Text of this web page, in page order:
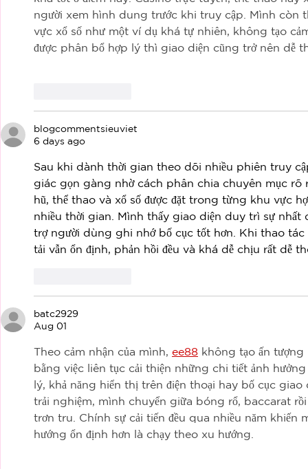
người xem hình dung trước khi truy cập. Mình còn
vực xổ số như một ví dụ khá tự nhiên, không tạo
được phân bổ hợp lý thì giao diện cũng trở nên dễ
blogcommentsieuviet
6 days ago
Sau khi dành thời gian theo dõi nhiều phiên truy
giác gọn gàng nhờ cách phân chia chuyên mục
hũ, thể thao và xổ số được đặt trong từng khu vực
nhiều thời gian. Mình thấy giao diện duy trì sự
trợ người dùng ghi nhớ bố cục tốt hơn. Khi thao
tải vẫn ổn định, phản hồi đều và khá dễ chịu rất dễ
batc2929
Aug 01
Theo cảm nhận của mình, ee88 không tạo ấn
bằng việc liên tục cải thiện những chi tiết ảnh
lý, khả năng hiển thị trên điện thoại hay bố cục
trải nghiệm, mình chuyển giữa bóng rổ, baccarat
trơn tru. Chính sự cải tiến đều qua nhiều năm
hướng ổn định hơn là chạy theo xu hướng.